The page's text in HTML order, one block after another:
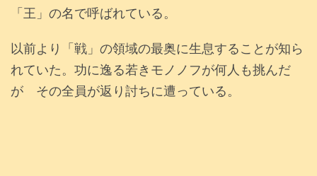
「王」の名で呼ばれている。
以前より「戦」の領域の最奥に生息することが知ら
れていた。功に逸る若きモノノフが何人も挑んだ
が その全員が返り討ちに遭っている。